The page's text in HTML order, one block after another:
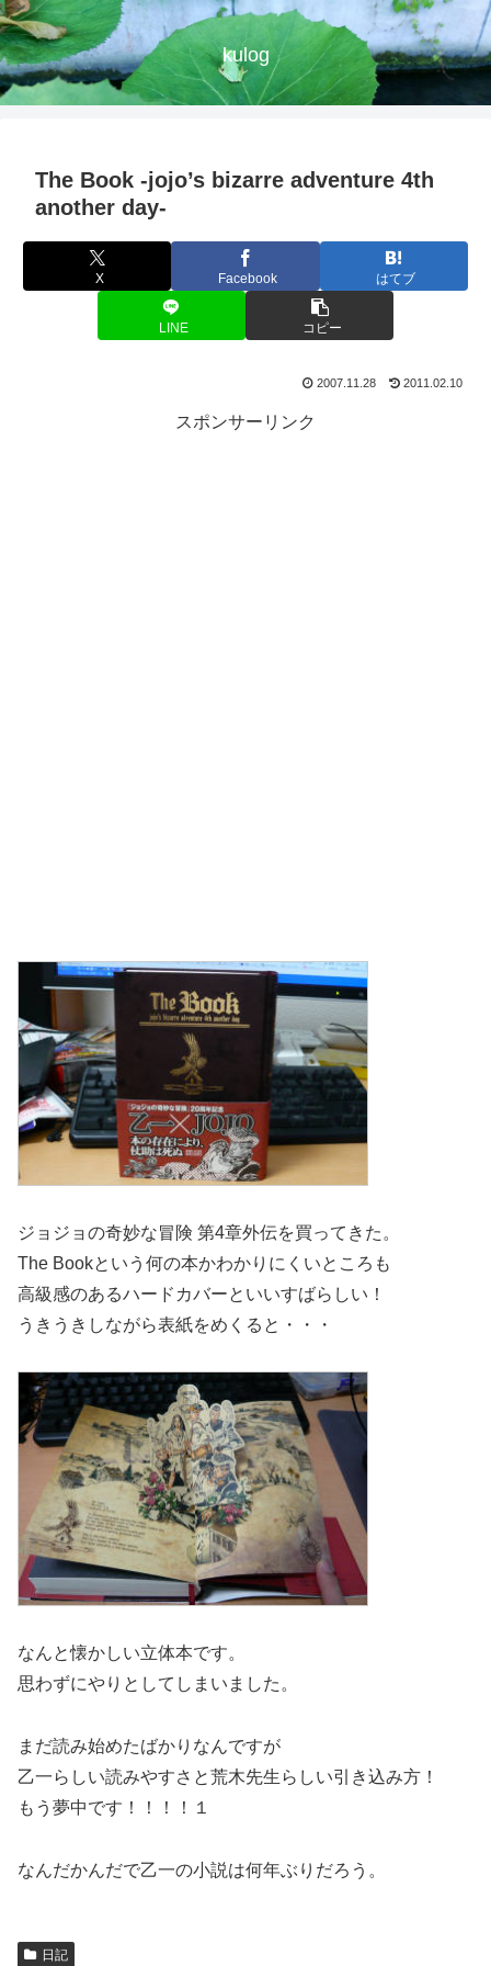
kulog
The Book -jojo’s bizarre adventure 4th
another day-
X Facebook はてブ
LINE コピー
2007.11.28 2011.02.10
スポンサーリンク
ジョジョの奇妙な冒険 第4章外伝を買ってきた。
The Bookという何の本かわかりにくいところも
高級感のあるハードカバーといいすばらしい！
うきうきしながら表紙をめくると・・・
なんと懐かしい立体本です。
思わずにやりとしてしまいました。
まだ読み始めたばかりなんですが
乙一らしい読みやすさと荒木先生らしい引き込み方！
もう夢中です！！！！１
なんだかんだで乙一の小説は何年ぶりだろう。
日記